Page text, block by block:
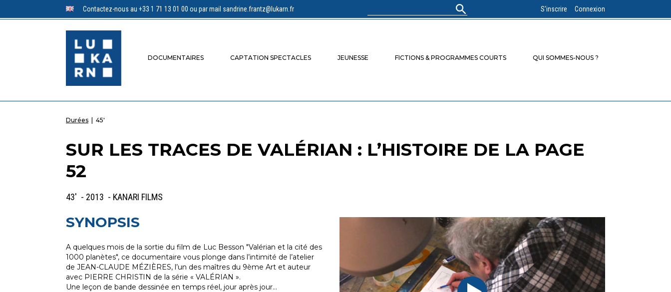
Contactez-nous au +33 1 71 13 01 00 ou par mail sandrine.frantz@lukarn.fr S'inscrire Connexion
DOCUMENTAIRES CAPTATION SPECTACLES JEUNESSE FICTIONS & PROGRAMMES COURTS QUI SOMMES-NOUS ?
Durées | 45'
SUR LES TRACES DE VALÉRIAN : L’HISTOIRE DE LA PAGE
52
43' - 2013 - KANARI FILMS
SYNOPSIS
A quelques mois de la sortie du film de Luc Besson "Valérian et la cité des
1000 planètes", ce documentaire vous plonge dans l’intimité de l’atelier
de JEAN-CLAUDE MÉZIÈRES, l’un des maîtres du 9ème Art et auteur
avec PIERRE CHRISTIN de la série « VALÉRIAN ».
Une leçon de bande dessinée en temps réel, jour après jour…